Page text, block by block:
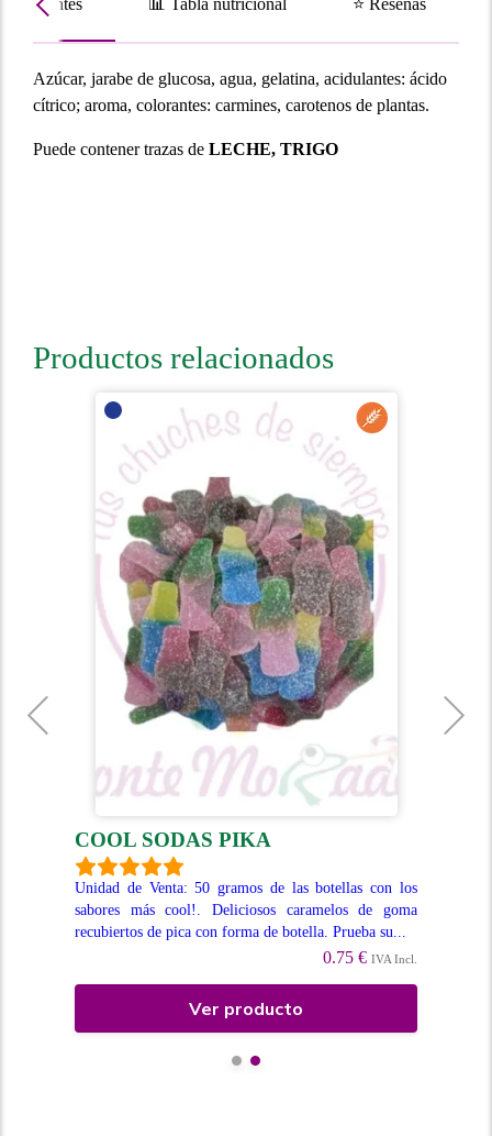
Azúcar, jarabe de glucosa, agua, gelatina, acidulantes: ácido
cítrico; aroma, colorantes: carmines, carotenos de plantas.
Puede contener trazas de LECHE, TRIGO
Productos relacionados
COOL SODAS PIKA
Unidad de Venta: 50 gramos de las botellas con los
sabores más cool!. Deliciosos caramelos de goma
recubiertos de pica con forma de botella. Prueba su...
0.75 € IVA Incl.
Ver producto